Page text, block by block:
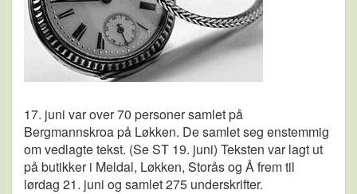
17. juni var over 70 personer samlet på
Bergmannskroa på Løkken. De samlet seg enstemmig
om vedlagte tekst. (Se ST 19. juni) Teksten var lagt ut
på butikker i Meldal, Løkken, Storås og Å frem til
lørdag 21. juni og samlet 275 underskrifter.